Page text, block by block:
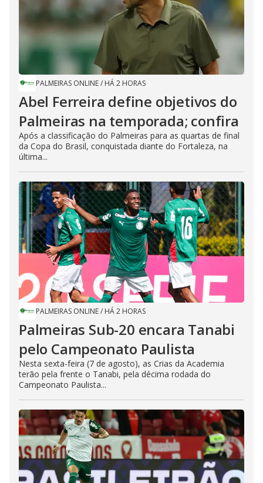
PALMEIRAS ONLINE/ HÁ 2 HORAS
Abel Ferreira define objetivos do
Palmeiras na temporada; confira
Após a classificação do Palmeiras para as quartas de final
da Copa do Brasil, conquistada diante do Fortaleza, na
última...
PALMEIRAS ONLINE/ HÁ 2 HORAS
Palmeiras Sub-20 encara Tanabi
pelo Campeonato Paulista
Nesta sexta-feira (7 de agosto), as Crias da Academia
terão pela frente o Tanabi, pela décima rodada do
Campeonato Paulista...